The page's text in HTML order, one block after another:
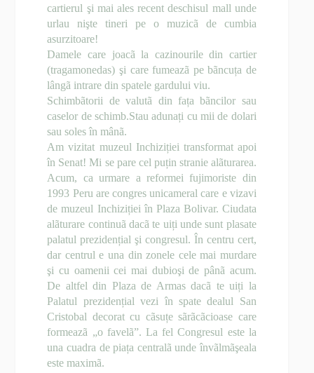
cartierul şi mai ales recent deschisul mall unde
urlau nişte tineri pe o muzicã de cumbia
asurzitoare!
Damele care joacã la cazinourile din cartier
(tragamonedas) şi care fumeazã pe bãncuța de
lângã intrare din spatele gardului viu.
Schimbãtorii de valutã din fața bãncilor sau
caselor de schimb.Stau adunați cu mii de dolari
sau soles în mânã.
Am vizitat muzeul Inchiziției transformat apoi
în Senat! Mi se pare cel puțin stranie alãturarea.
Acum, ca urmare a reformei fujimoriste din
1993 Peru are congres unicameral care e vizavi
de muzeul Inchiziției în Plaza Bolivar. Ciudata
alãturare continuã dacã te uiți unde sunt plasate
palatul prezidențial şi congresul. În centru cert,
dar centrul e una din zonele cele mai murdare
şi cu oamenii cei mai dubioşi de pânã acum.
De altfel din Plaza de Armas dacã te uiți la
Palatul prezidențial vezi în spate dealul San
Cristobal decorat cu cãsuțe sãrãcãcioase care
formeazã „o favelã”. La fel Congresul este la
una cuadra de piața centralã unde învãlmãşeala
este maximã.